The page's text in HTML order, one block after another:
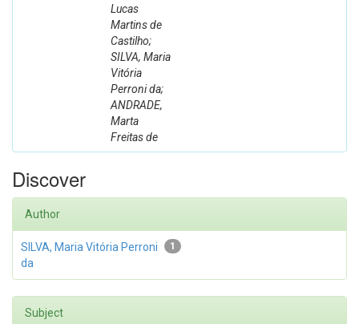
Lucas
Martins de
Castilho;
SILVA, Maria
Vitória
Perroni da;
ANDRADE,
Marta
Freitas de
Discover
Author
1
SILVA, Maria Vitória Perroni
da
Subject